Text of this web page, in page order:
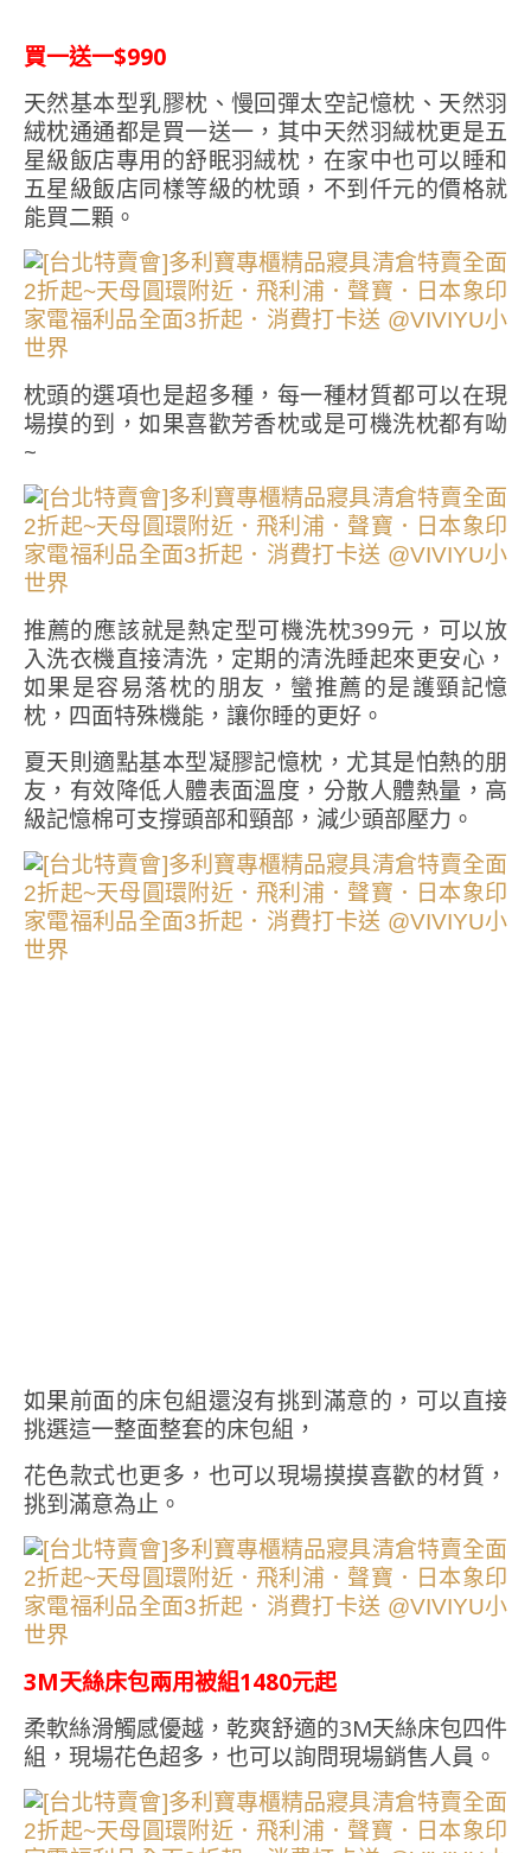
買一送一$990
天然基本型乳膠枕、慢回彈太空記憶枕、天然羽
絨枕通通都是買一送一，其中天然羽絨枕更是五
星級飯店專用的舒眠羽絨枕，在家中也可以睡和
五星級飯店同樣等級的枕頭，不到仟元的價格就
能買二顆。
枕頭的選項也是超多種，每一種材質都可以在現
場摸的到，如果喜歡芳香枕或是可機洗枕都有呦
~
推薦的應該就是熱定型可機洗枕399元，可以放
入洗衣機直接清洗，定期的清洗睡起來更安心，
如果是容易落枕的朋友，蠻推薦的是護頸記憶
枕，四面特殊機能，讓你睡的更好。
夏天則適點基本型凝膠記憶枕，尤其是怕熱的朋
友，有效降低人體表面溫度，分散人體熱量，高
級記憶棉可支撐頭部和頸部，減少頭部壓力。
如果前面的床包組還沒有挑到滿意的，可以直接
挑選這一整面整套的床包組，
花色款式也更多，也可以現場摸摸喜歡的材質，
挑到滿意為止。
3M天絲床包兩用被組1480元起
柔軟絲滑觸感優越，乾爽舒適的3M天絲床包四件
組，現場花色超多，也可以詢問現場銷售人員。